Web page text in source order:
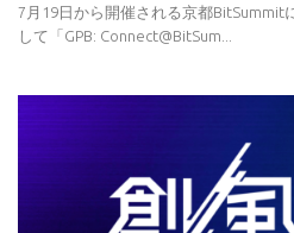
7月19日から開催される京都BitSummit
して「GPB: Connect@BitSum...